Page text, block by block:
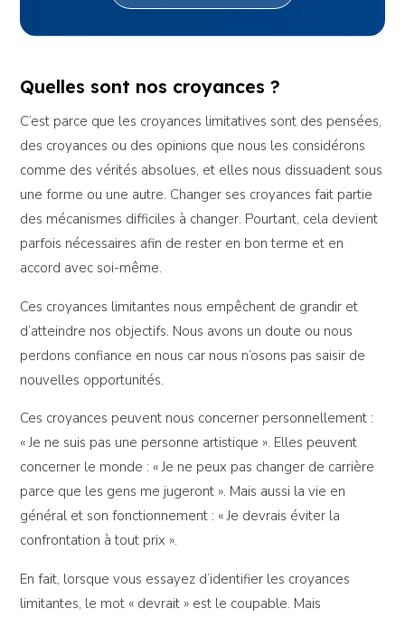
Quelles sont nos croyances ?
C’est parce que les croyances limitatives sont des pensées,
des croyances ou des opinions que nous les considérons
comme des vérités absolues, et elles nous dissuadent sous
une forme ou une autre. Changer ses croyances fait partie
des mécanismes difficiles à changer. Pourtant, cela devient
parfois nécessaires afin de rester en bon terme et en
accord avec soi-même.
Ces croyances limitantes nous empêchent de grandir et
d’atteindre nos objectifs. Nous avons un doute ou nous
perdons confiance en nous car nous n’osons pas saisir de
nouvelles opportunités.
Ces croyances peuvent nous concerner personnellement :
« Je ne suis pas une personne artistique ». Elles peuvent
concerner le monde : « Je ne peux pas changer de carrière
parce que les gens me jugeront ». Mais aussi la vie en
général et son fonctionnement : « Je devrais éviter la
confrontation à tout prix ».
En fait, lorsque vous essayez d’identifier les croyances
limitantes, le mot « devrait » est le coupable. Mais